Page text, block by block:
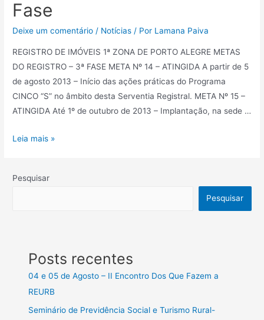
Fase
Deixe um comentário / Notícias / Por Lamana Paiva
REGISTRO DE IMÓVEIS 1ª ZONA DE PORTO ALEGRE METAS
DO REGISTRO – 3ª FASE META Nº 14 – ATINGIDA A partir de 5
de agosto 2013 – Início das ações práticas do Programa
CINCO “S” no âmbito desta Serventia Registral. META Nº 15 –
ATINGIDA Até 1º de outubro de 2013 – Implantação, na sede …
Leia mais »
Pesquisar
Pesquisar
Posts recentes
04 e 05 de Agosto – II Encontro Dos Que Fazem a
REURB
Seminário de Previdência Social e Turismo Rural-